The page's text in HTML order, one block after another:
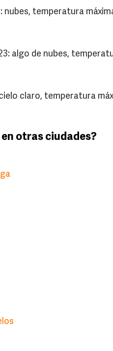
nubes, temperatura
algo de nubes,
claro, temperatura
otras ciudades?